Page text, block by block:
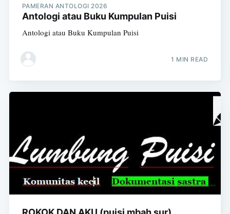
PAMERAN ANTOLOGI 2026
Antologi atau Buku Kumpulan Puisi
Antologi atau Buku Kumpulan Puisi
1 MIN READ